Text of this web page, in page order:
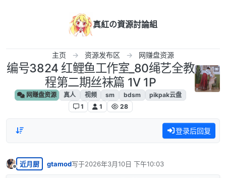
真紅の資源討論組
主页 资源发布区 网赚盘资源
编号3824 红鲤鱼工作室_80绳艺全教
程第二期丝袜篇 1V 1P
网赚盘资源 真人 视频 sm bdsm
pikpak云盘
1
1 28
登录后回复
离线
近月厨 gtamod写于2026年3月10日 下午10:03
最后由 编辑